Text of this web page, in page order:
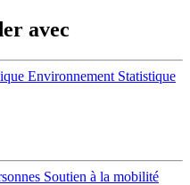
avec
Environnement Statistique
Soutien à la mobilité